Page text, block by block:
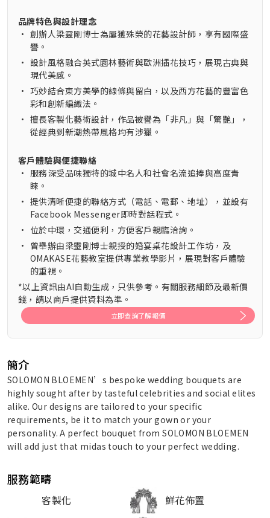
品牌特色與設計理念
• 創辦人梁靈剛博士為屢獲殊榮的花藝設計師，享有國際盛
譽。
• 設計風格融合英式園林藝術與歐洲插花技巧，展現古典與
現代美感。
• 巧妙結合東方美學的線條與留白，以及西方花藝的豐富色
彩和創新編織法。
• 擅長客製化藝術設計，作品被譽為「非凡」與「驚艷」，
從經典到新潮熱帶風格均有涉獵。
客戶體驗與便捷聯絡
• 服務深受品味獨特的城中名人和社會名流追捧與高度青
睞。
• 提供清晰便捷的聯絡方式（電話、電郵、地址），並設有
Facebook Messenger即時對話程式。
• 位於中環，交通便利，方便客戶親臨洽詢。
•
曾舉辦由梁靈剛博士親授的婚宴桌花設計工作坊，及
OMAKASE花藝教室提供專業教學影片，展現對客戶體驗
的重視。
*以上資訊由AI自動生成，只供參考。有關服務細節及最新價
錢，請以商戶提供資料為準。
立即查詢了解報價
簡介
SOLOMON BLOEMEN’s bespoke wedding bouquets are
highly sought after by tasteful celebrities and social elites
alike. Our designs are tailored to your specific
requirements, be it to match your gown or your
personality. A perfect bouquet from SOLOMON BLOEMEN
will add just that midas touch to your perfect wedding.
服務範疇
客製化
鮮花佈置